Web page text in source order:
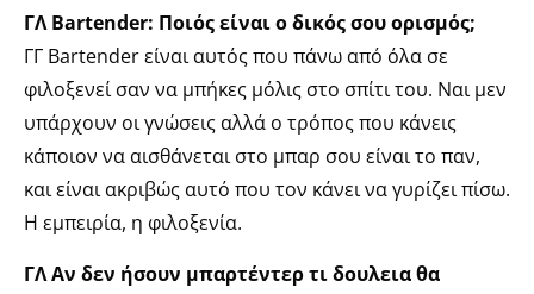
ΓΛ Bartender: Ποιός είναι ο δικός σου ορισμός;
ΓΓ Bartender είναι αυτός που πάνω από όλα σε
φιλοξενεί σαν να μπήκες μόλις στο σπίτι του. Ναι μεν
υπάρχουν οι γνώσεις αλλά ο τρόπος που κάνεις
κάποιον να αισθάνεται στο μπαρ σου είναι το παν,
και είναι ακριβώς αυτό που τον κάνει να γυρίζει πίσω.
Η εμπειρία, η φιλοξενία.
ΓΛ Αν δεν ήσουν μπαρτέντερ τι δουλεια θα